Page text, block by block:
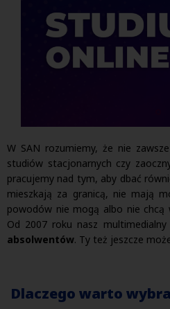
W SAN rozumiemy, że nie
studiów stacjonarnych czy
pracujemy nad tym, aby dbać
mieszkają za granicą, nie mają
powodów nie mogą albo nie chcą
Od 2007 roku nasz multimedialny
absolwentów. Ty też jeszcze
Dlaczego warto